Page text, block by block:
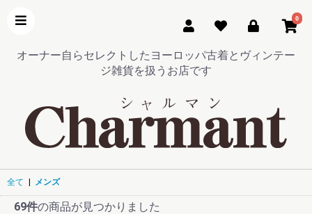
0
オーナー自らセレクトしたヨーロッパ古着とヴィンテー
ジ雑貨を扱うお店です
全て メンズ
69件の商品が見つかりました